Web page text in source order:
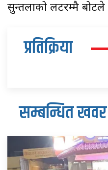
सुन्तलाको लटरम्मै
प्रतिक्रिया
सम्बन्धित खवर